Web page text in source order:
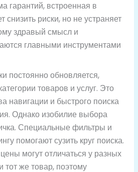
гарантий, встроенная в
снизить риски, но не устраняет
здравый смысл и
главными инструментами
постоянно обновляется,
товаров и услуг. Это
навигации и быстрого поиска
Однако изобилие выбора
Специальные фильтры и
помогают сузить круг поиска.
могут отличаться у разных
тот же товар, поэтому